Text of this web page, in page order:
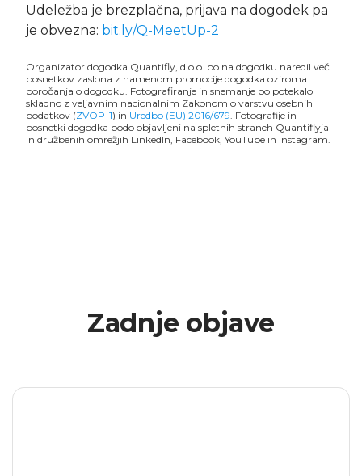
Udeležba je brezplačna, prijava na dogodek pa
je obvezna: bit.ly/Q-MeetUp-2
Organizator dogodka Quantifly, d.o.o. bo na dogodku naredil več
posnetkov zaslona z namenom promocije dogodka oziroma
poročanja o dogodku. Fotografiranje in snemanje bo potekalo
skladno z veljavnim nacionalnim Zakonom o varstvu osebnih
podatkov (ZVOP-1) in Uredbo (EU) 2016/679 . Fotografije in
posnetki dogodka bodo objavljeni na spletnih straneh Quantiflyja
in družbenih omrežjih LinkedIn, Facebook, YouTube in Instagram.
Zadnje objave